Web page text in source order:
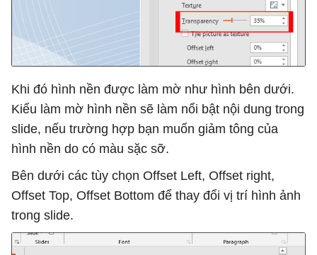
Khi đó hình nền được làm mờ như hình bên dưới.
Kiểu làm mờ hình nền sẽ làm nổi bật nội dung trong
slide, nếu trường hợp bạn muốn giảm tông của
hình nền do có màu sặc sỡ.
Bên dưới các tùy chọn Offset Left, Offset right,
Offset Top, Offset Bottom để thay đổi vị trí hình ảnh
trong slide.